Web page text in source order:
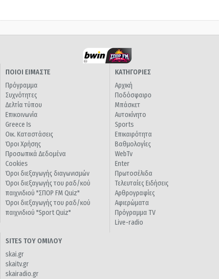
ΠΟΙΟΙ ΕΙΜΑΣΤΕ
Πρόγραμμα
Συχνότητες
Δελτία τύπου
Επικοινωνία
Greece Is
Οικ. Καταστάσεις
Όροι Χρήσης
Προσωπικά Δεδομένα
Cookies
Όροι διεξαγωγής διαγωνισμών
Όροι διεξαγωγής του ραδ/κού
παιχνιδιού "ΣΠΟΡ FM Quiz"
Όροι διεξαγωγής του ραδ/κού
παιχνιδιού "Sport Quiz"
ΚΑΤΗΓΟΡΙΕΣ
Αρχική
Ποδόσφαιρο
Μπάσκετ
Αυτοκίνητο
Sports
Επικαιρότητα
Βαθμολογίες
WebTv
Enter
Πρωτοσέλιδα
Τελευταίες Ειδήσεις
Αρθρογραφίες
Αφιερώματα
Πρόγραμμα TV
Live-radio
SITES ΤΟΥ ΟΜΙΛΟΥ
skai.gr
skaitv.gr
skairadio.gr